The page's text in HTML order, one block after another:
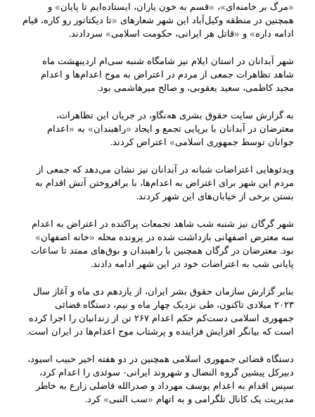
«مرگ بر خامنه‌ای»، «قسم به خون یاران، ایستاده‌ایم تا پایان» و
همچنین در منطقه وکیل‌آباد این شهر شعارهای «تا دیکتاتور رو کاره، قیام
ادامه داره» و «قاتل هر ایرانی، حکومت اسلامی» سردادند.
شهر آبدانان در استان ایلام نیز شامگاه شنبه سی‌ام اردیبهشت ماه
شاهد تظاهرات جمعی از مردم در اعتراض به موج اعدام‌ها و اعدام
مجید کاظمی، سعید یعقوبی، و صالح میرهاشمی بود.
به گزارش سایت حقوق بشری هه‌نگاو، در جریان این تظاهرات،
معترضان در آبدانان با برپایی تجمع و ایجاد «راهبندان» به «اعدام
جوانان توسط جمهوری اسلامی» اعتراض کردند.
ویدئوهایی اعتراضات شبانه در آبدانان نیز نشان می‌دهد که جمعی از
مردم این شهر برای اعتراض به اعدام‌ها، با برافروختن آتش اقدام به
بستن برخی از خیابان‌های این شهر کردند.
شهر گرگان نیز شنبه شب شاهد تجمعات پراکنده در اعتراض به اعدام
سه معترض اصفهانی بازداشت شده در پرونده محله «خانه اصفهان»
بود. معترضان در گرگان همچنین با راهبندان و بوق‌های ممتد تا ساعات
پایانی شب به اعتراضات خود در این شهر ادامه دادند.
بنابر گزارش سازمان حقوق بشر ایران، از یازدهم دی ماه و آغاز سال
۲۰۲۳ میلادی تاکنون، طی نزدیک چهار ماه و نیم، دستگاه قضائی
جمهوری اسلامی دست‌کم حکم اعدام ۲۶۷ تن از زندانیان را اجرا کرده
است که بیانگر افزایش فزاینده و پرشتاب موج اعدام‌ها در ایران است.
دستگاه قضائی جمهوری اسلامی همچنین در دو هفته اخیر حبیب اسیود،
دبیرکل پیشین گروه النضال و شهروند ایرانی- سوئدی را اعدام کرد،
سپس اقدام به اعدام یوسف مهرداد و صدرالله فاضلی زارع به خاطر
مدیریت یک کانال تلگرامی و به اتهام «سب النبی» کرد.